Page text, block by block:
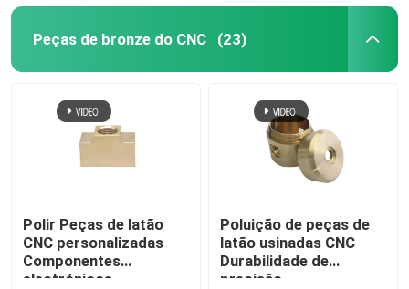
Peças de bronze do CNC (23)
Polir Peças de latão
CNC personalizadas
Componentes
electrónicos
Poluição de peças de
latão usinadas CNC
Durabilidade de
precisão